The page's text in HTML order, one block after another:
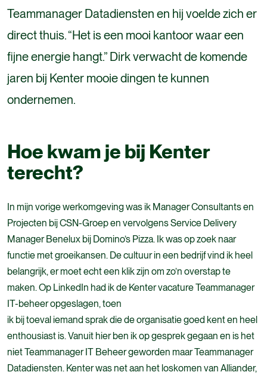
Teammanager Datadiensten en hij voelde zich er
direct thuis. “Het is een mooi kantoor waar een
fijne energie hangt.” Dirk verwacht de komende
jaren bij Kenter mooie dingen te kunnen
ondernemen.
Hoe kwam je bij Kenter
terecht?
In mijn vorige werkomgeving was ik Manager Consultants en
Projecten bij CSN-Groep en vervolgens Service Delivery
Manager Benelux bij Domino’s Pizza. Ik was op zoek naar
functie met groeikansen. De cultuur in een bedrijf vind ik heel
belangrijk, er moet echt een klik zijn om zo’n overstap te
maken. Op LinkedIn had ik de Kenter vacature Teammanager
IT-beheer opgeslagen, toen
ik bij toeval iemand sprak die de organisatie goed kent en heel
enthousiast is. Vanuit hier ben ik op gesprek gegaan en is het
niet Teammanager IT Beheer geworden maar Teammanager
Datadiensten. Kenter was net aan het loskomen van Alliander,